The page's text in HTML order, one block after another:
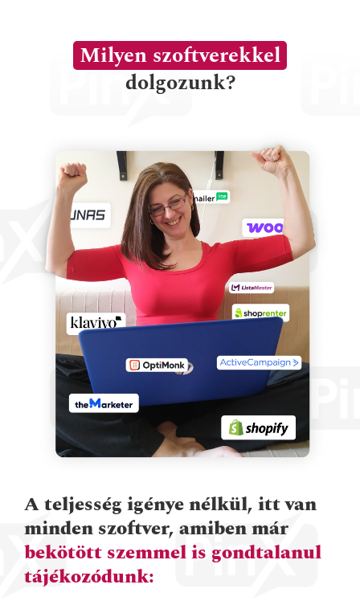
Milyen szoftverekkel
dolgozunk?
A teljesség igénye nélkül, itt van
minden szoftver, amiben már
bekötött szemmel is gondtalanul
tájékozódunk: